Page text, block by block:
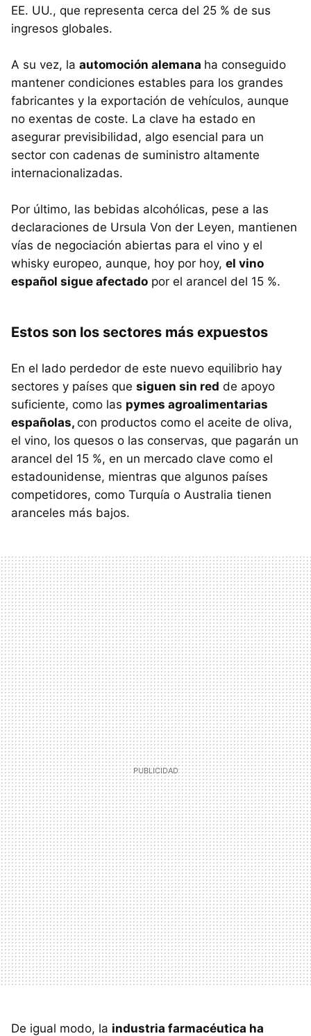
EE. UU., que representa cerca del 25 % de sus
ingresos globales.
A su vez, la automoción alemana ha conseguido
mantener condiciones estables para los grandes
fabricantes y la exportación de vehículos, aunque
no exentas de coste. La clave ha estado en
asegurar previsibilidad, algo esencial para un
sector con cadenas de suministro altamente
internacionalizadas.
Por último, las bebidas alcohólicas, pese a las
declaraciones de Ursula Von der Leyen, mantienen
vías de negociación abiertas para el vino y el
whisky europeo, aunque, hoy por hoy, el vino
español sigue afectado por el arancel del 15 %.
Estos son los sectores más expuestos
En el lado perdedor de este nuevo equilibrio hay
sectores y países que siguen sin red de apoyo
suficiente, como las pymes agroalimentarias
españolas, con productos como el aceite de oliva,
el vino, los quesos o las conservas, que pagarán un
arancel del 15 %, en un mercado clave como el
estadounidense, mientras que algunos países
competidores, como Turquía o Australia tienen
aranceles más bajos.
De igual modo, la industria farmacéutica ha